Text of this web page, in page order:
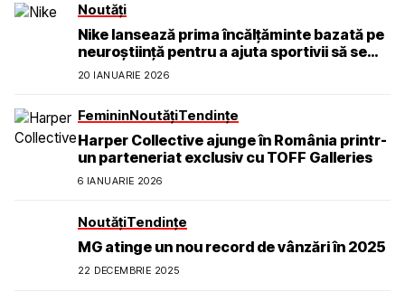
Noutăți
Nike lansează prima încălțăminte bazată pe
neuroștiință pentru a ajuta sportivii să se
simtă calmi, concentrați și prezenți
20 IANUARIE 2026
FemininNoutățiTendințe
Harper Collective ajunge în România printr-
un parteneriat exclusiv cu TOFF Galleries
6 IANUARIE 2026
NoutățiTendințe
MG atinge un nou record de vânzări în 2025
22 DECEMBRIE 2025